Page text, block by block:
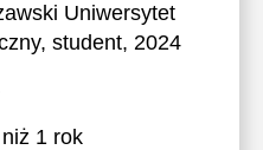
Uniwersytet
, student, 2024
1 rok